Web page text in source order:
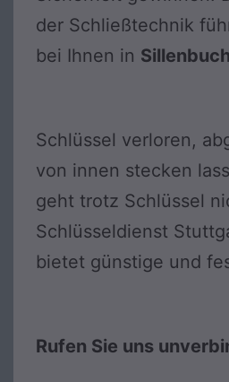
der Schließtechnik
bei Ihnen in Sillenbuch
Schlüssel verloren,
von innen stecken
geht trotz Schlüssel
Schlüsseldienst
bietet günstige und
Rufen Sie uns